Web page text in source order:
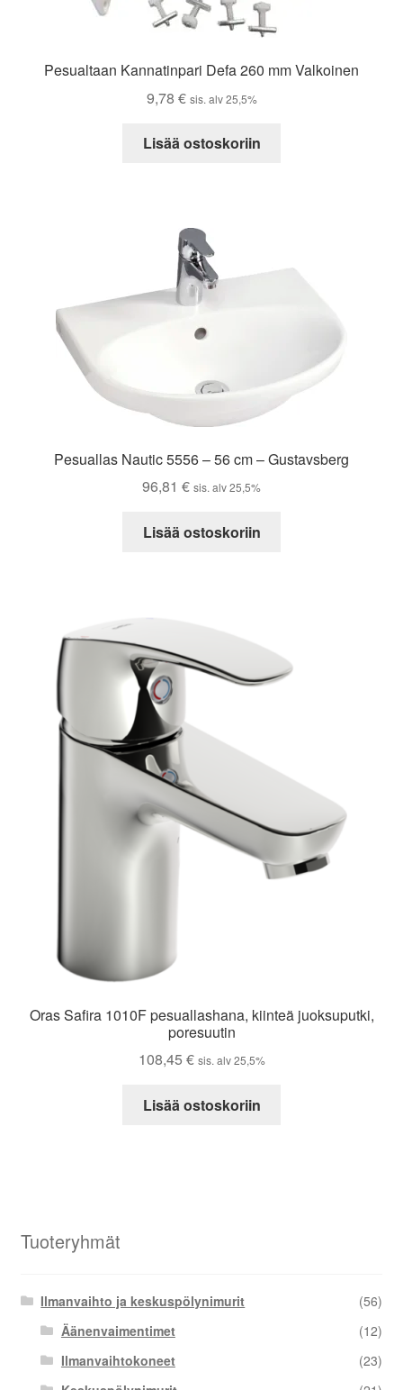
Pesualtaan Kannatinpari Defa 260 mm Valkoinen
9,78 € sis. alv 25,5%
Lisää ostoskoriin
Pesuallas Nautic 5556 – 56 cm – Gustavsberg
96,81 € sis. alv 25,5%
Lisää ostoskoriin
Oras Safira 1010F pesuallashana, kiinteä juoksuputki,
poresuutin
108,45 € sis. alv 25,5%
Lisää ostoskoriin
Tuoteryhmät
Ilmanvaihto ja keskuspölynimurit
(56)
Äänenvaimentimet
(12)
Ilmanvaihtokoneet
(23)